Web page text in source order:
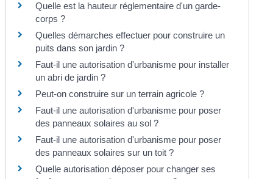
Quelle est la hauteur réglementaire d'un garde-
corps ?
Quelles démarches effectuer pour construire un
puits dans son jardin ?
Faut-il une autorisation d'urbanisme pour installer
un abri de jardin ?
Peut-on construire sur un terrain agricole ?
Faut-il une autorisation d'urbanisme pour poser
des panneaux solaires au sol ?
Faut-il une autorisation d'urbanisme pour poser
des panneaux solaires sur un toit ?
Quelle autorisation déposer pour changer ses